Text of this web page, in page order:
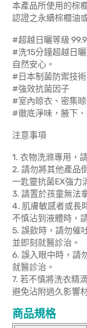
本產品所使用的棕
認證之永續棕櫚油
#超越日曬等級
#洗15分鐘超越日
自然安心。
#日本制菌防禦技術
#強效抗菌因子
#室內晾衣、密集
#徹底淨味，腋下
注意事項
1. 衣物洗滌專用，
2. 請勿將其他產品
一匙靈抗菌EX強力
3. 請置於孩童無法
4. 肌膚敏感者或長
不慎沾到液體時，
5. 誤飲時，請勿催
並即刻就醫診治。
6. 誤入眼中時，請
就醫診治。
7. 若不慎將洗衣精
避免沾附過久影響
商品規格